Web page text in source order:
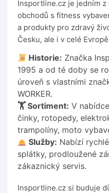
Insportline.cz je jedním
obchodů s fitness
a produkty pro zdravý
Česku, ale i v celé
Historie: Značka
1995 a od té doby se
úroveň s vlastními
WORKER.
🏋️ Sortiment: V
činky, rotopedy,
trampolíny, moto
Služby: Nabízí
splátky, prodloužené
zákaznický servis.
Insportline.cz si buduje